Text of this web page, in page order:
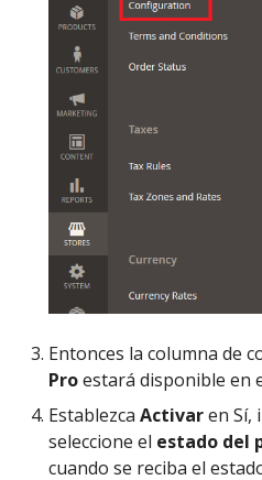
Entonces la columna de
Proestará disponible en
Establezca Activaren Sí,
seleccione el estado del
cuando se reciba el